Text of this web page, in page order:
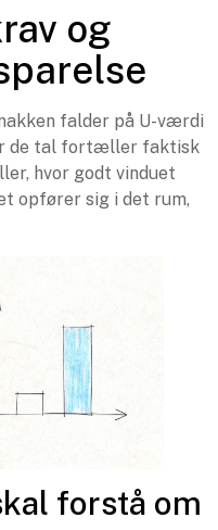
og
falder på U-værdi
de tal fortæller faktisk
hvor godt vinduet
opfører sig i det rum,
forstå om